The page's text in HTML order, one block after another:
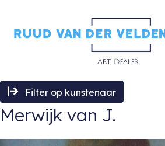
Filter op kunstenaar
Merwijk van J.